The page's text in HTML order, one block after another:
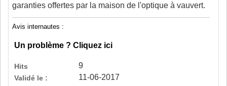
garanties offertes par la maison de l'optique à vauvert.
Avis internautes :
Un problème ? Cliquez ici
Hits 9
Validé le : 11-06-2017